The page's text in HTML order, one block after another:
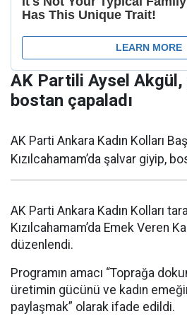
AK Partili Aysel
bostan çapaladı
AK Parti Ankara Kadın Kolları
Kızılcahamam’da şalvar giyip,
AK Parti Ankara Kadın Kolları
Kızılcahamam’da Emek Veren
düzenlendi.
Programın amacı “Toprağa
üretimin gücünü ve kadın
paylaşmak” olarak ifade edildi.